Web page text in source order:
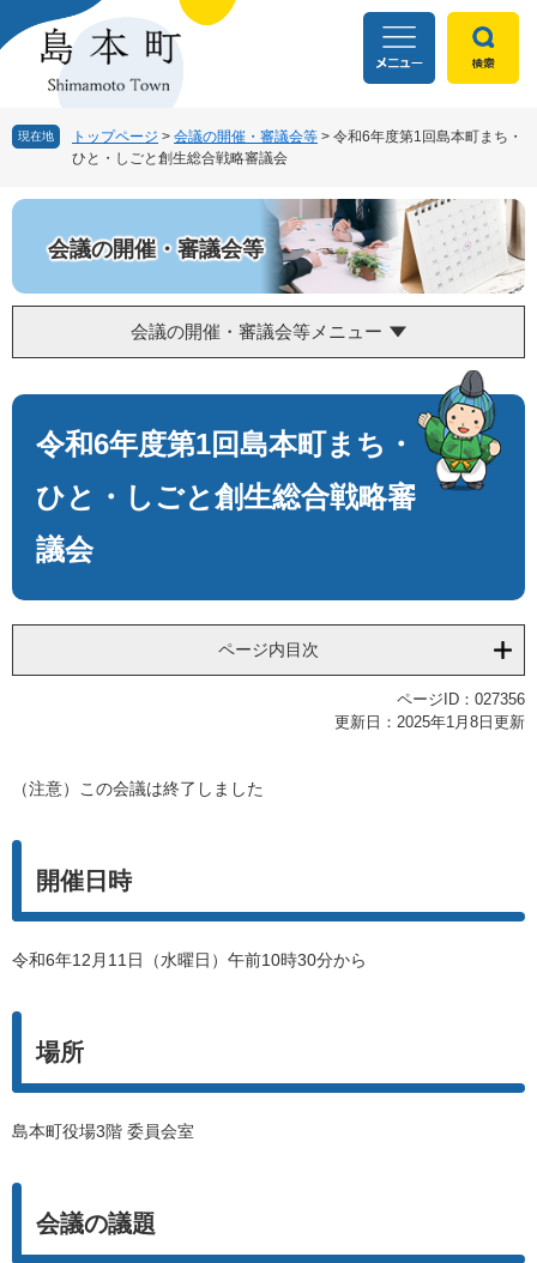
ー
。
ニ
て
へ
現在地 トップページ > 会議の開催・審議会等 > 令和6年度第1回島本町まち・
ひと・しごと創生総合戦略審議会
会議の開催・審議会等
会議の開催・審議会等メニュー
文
令和6年度第1回島本町まち・
ひと・しごと創生総合戦略審
議会
ページ内目次
ページID：027356
更新日：2025年1月8日更新
（注意）この会議は終了しました
開催日時
令和6年12月11日（水曜日）午前10時30分から
場所
島本町役場3階 委員会室
会議の議題